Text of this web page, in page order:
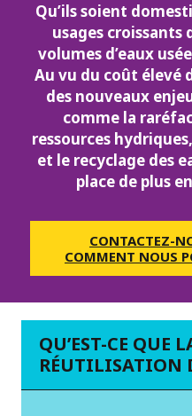
Qu’ils soient
usages croissants
volumes d’eaux
Au vu du coût élevé
des nouveaux
comme la
ressources
et le recyclage des
place de plus
CONTACTEZ-
COMMENT NOUS
QU’EST-CE QUE
RÉUTILISATION